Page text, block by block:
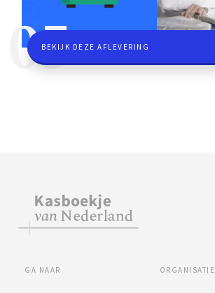
05
BEKIJK DEZE AFLEVERING
GA NAAR ORGANISATIE